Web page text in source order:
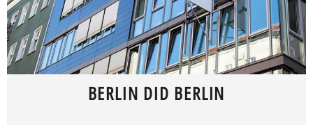
BERLIN DID BERLIN